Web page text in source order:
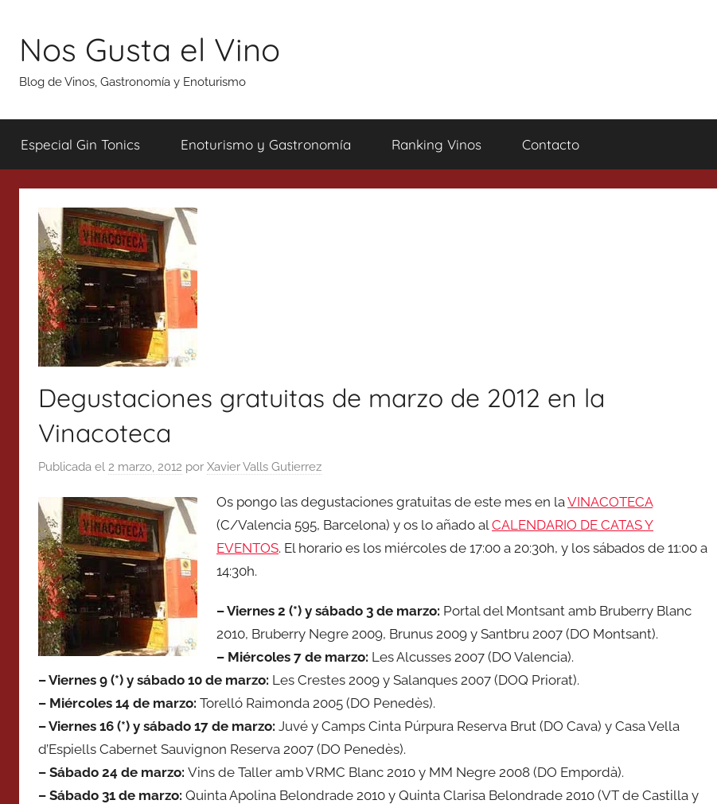
contenido
Nos Gusta el Vino
Blog de Vinos, Gastronomía y Enoturismo
Especial Gin Tonics Enoturismo y Gastronomía Ranking Vinos Contacto
Degustaciones gratuitas de marzo de 2012 en la
Vinacoteca
Publicada el 2 marzo, 2012 por Xavier Valls Gutierrez
Os pongo las degustaciones gratuitas de este mes en la VINACOTECA
(C/Valencia 595, Barcelona) y os lo añado al CALENDARIO DE CATAS Y
EVENTOS. El horario es los miércoles de 17:00 a 20:30h, y los sábados de 11:00 a
14:30h.
– Viernes 2 (*) y sábado 3 de marzo: Portal del Montsant amb Bruberry Blanc
2010, Bruberry Negre 2009, Brunus 2009 y Santbru 2007 (DO Montsant).
– Miércoles 7 de marzo: Les Alcusses 2007 (DO Valencia).
– Viernes 9 (*) y sábado 10 de marzo: Les Crestes 2009 y Salanques 2007 (DOQ Priorat).
– Miércoles 14 de marzo: Torelló Raimonda 2005 (DO Penedès).
– Viernes 16 (*) y sábado 17 de marzo: Juvé y Camps Cinta Púrpura Reserva Brut (DO Cava) y Casa Vella
d’Espiells Cabernet Sauvignon Reserva 2007 (DO Penedès).
– Sábado 24 de marzo: Vins de Taller amb VRMC Blanc 2010 y MM Negre 2008 (DO Empordà).
– Sábado 31 de marzo: Quinta Apolina Belondrade 2010 y Quinta Clarisa Belondrade 2010 (VT de Castilla y